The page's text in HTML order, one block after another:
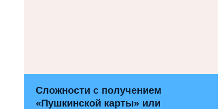
Сложности с получением
«Пушкинской карты» или